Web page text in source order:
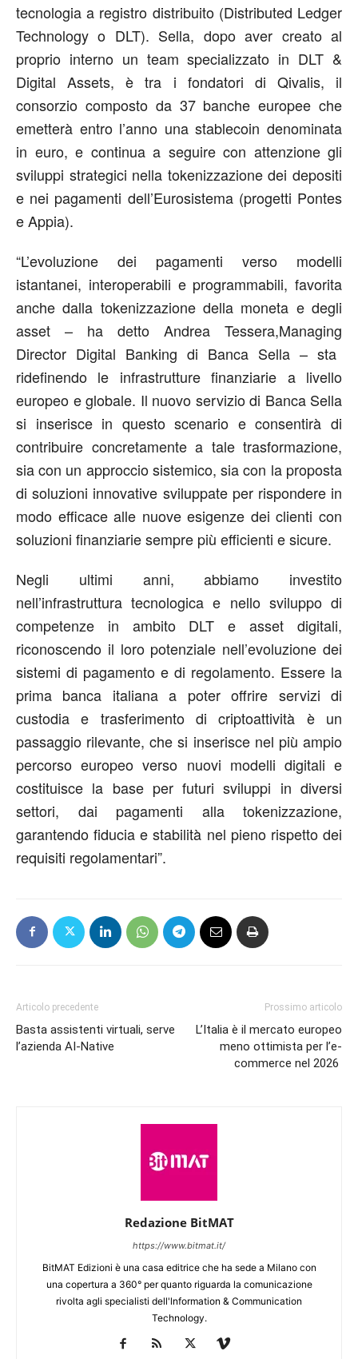
tecnologiaa registro distribuito(Distributed Ledger
Technology o DLT). Sella, dopo aver creatoal
proprio interno un team specializzato in DLT &
Digital Assets, è tra i fondatori di Qivalis, il
consorzio composto da 37banche europee che
emetterà entro l’anno unastablecoin denominata
in euro, e continua a seguire con attenzione gli
sviluppi strategici nella tokenizzazione dei depositi
e nei pagamenti dell’Eurosistema (progetti Pontes
e Appia).
“L’evoluzione dei pagamenti verso modelli
istantanei, interoperabili e programmabili, favorita
anche dalla tokenizzazione della moneta e degli
asset – ha detto Andrea Tessera,Managing
Director Digital Banking di Banca Sella – sta
ridefinendo le infrastrutture finanziarie a livello
europeo e globale. Il nuovo servizio di Banca Sella
si inserisce in questo scenario e consentiràdi
contribuire concretamente a tale trasformazione,
sia con un approccio sistemico, sia con la proposta
di soluzioni innovative sviluppate per rispondere in
modo efficace alle nuove esigenze dei clienti con
soluzioni finanziarie sempre più efficienti e sicure.
Negli ultimi anni, abbiamo investito
nell’infrastruttura tecnologica e nello sviluppo di
competenze in ambito DLT e asset digitali,
riconoscendo il loro potenziale nell’evoluzione dei
sistemi di pagamento e di regolamento. Essere la
prima banca italiana a poter offrire servizi di
custodia e trasferimento di criptoattività è un
passaggio rilevante, che si inserisce nel più ampio
percorso europeo verso nuovi modelli digitali e
costituisce la base per futuri sviluppi in diversi
settori, dai pagamenti alla tokenizzazione,
garantendo fiducia e stabilità nel pieno rispetto dei
requisiti regolamentari”.
Articolo precedente
Basta assistenti virtuali, serve
l’azienda AI-Native
Prossimo articolo
L’Italia è il mercato europeo
meno ottimista per l’e-
commerce nel 2026
Redazione BitMAT
https://www.bitmat.it/
BitMAT Edizioni è una casa editrice che ha sede a Milano con
una copertura a 360° per quanto riguarda la comunicazione
rivolta agli specialisti dell'lnformation & Communication
Technology.